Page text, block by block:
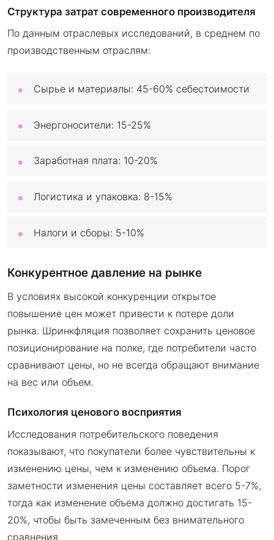
Структура затрат современного производителя
По данным отраслевых исследований, в среднем по
производственным отраслям:
Сырье и материалы: 45-60% себестоимости
Энергоносители: 15-25%
Заработная плата: 10-20%
Логистика и упаковка: 8-15%
Налоги и сборы: 5-10%
Конкурентное давление на рынке
В условиях высокой конкуренции открытое
повышение цен может привести к потере доли
рынка. Шринкфляция позволяет сохранить ценовое
позиционирование на полке, где потребители часто
сравнивают цены, но не всегда обращают внимание
на вес или объем.
Психология ценового восприятия
Исследования потребительского поведения
показывают, что покупатели более чувствительны к
изменению цены, чем к изменению объема. Порог
заметности изменения цены составляет всего 5-7%,
тогда как изменение объема должно достигать 15-
20%, чтобы быть замеченным без внимательного
сравнения.